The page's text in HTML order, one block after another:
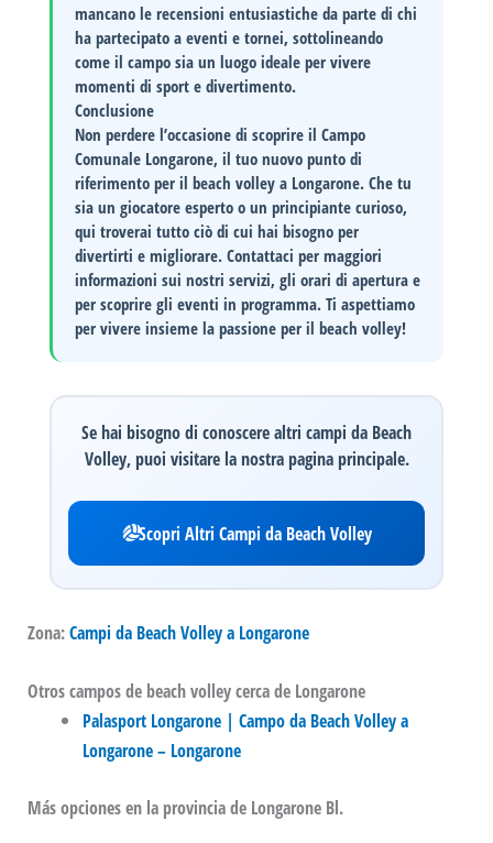
mancano le recensioni entusiastiche da parte di chi
ha partecipato a eventi e tornei, sottolineando
come il campo sia un luogo ideale per vivere
momenti di sport e divertimento.
Conclusione
Non perdere l’occasione di scoprire ilCampo
Comunale Longarone, il tuo nuovo punto di
riferimento per il beach volley a Longarone. Che tu
sia un giocatore esperto o un principiante curioso,
qui troverai tutto ciò di cui hai bisogno per
divertirti e migliorare. Contattaci per maggiori
informazioni sui nostri servizi, gli orari di apertura e
per scoprire gli eventi in programma. Ti aspettiamo
per vivere insieme la passione per il beach volley!
Se hai bisogno di conoscere altri campi da Beach
Volley, puoi visitare la nostra pagina principale.
Scopri Altri Campi da Beach Volley
Zona:Campi da Beach Volley a Longarone
Otros campos de beach volley cerca de Longarone
Palasport Longarone | Campo da Beach Volley a
Longarone – Longarone
Más opciones en la provincia de Longarone Bl.